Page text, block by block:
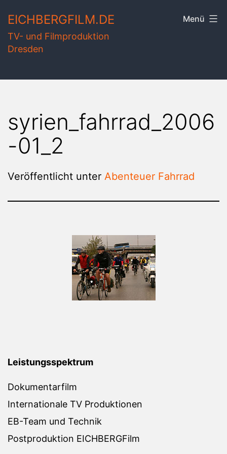
Inhalt
springen
EICHBERGFILM.DE
TV- und Filmproduktion
Dresden
Menü
syrien_fahrrad_2006
-01_2
Veröffentlicht unter Abenteuer Fahrrad
Leistungsspektrum
Dokumentarfilm
Internationale TV Produktionen
EB-Team und Technik
Postproduktion EICHBERGFilm